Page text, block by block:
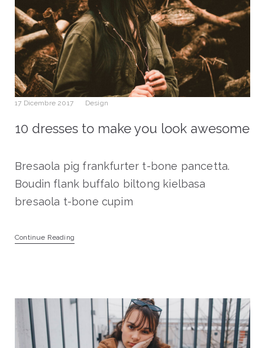
17 Dicembre 2017 Design
10 dresses to make you look awesome
Bresaola pig frankfurter t-bone pancetta.
Boudin flank buffalo biltong kielbasa
bresaola t-bone cupim
Continue Reading